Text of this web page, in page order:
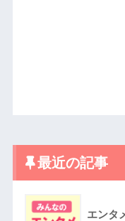
最近の記事
エンタ